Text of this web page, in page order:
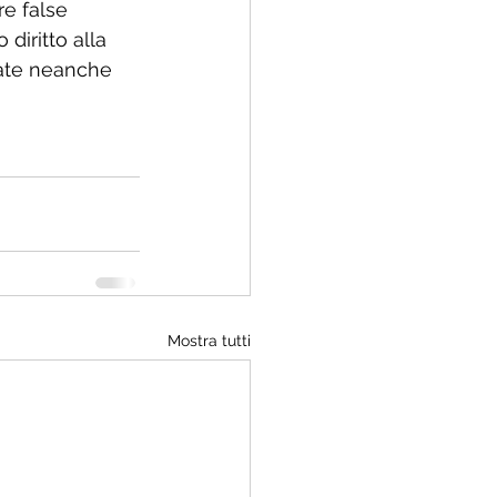
false
diritto alla
neanche
Mostra tutti